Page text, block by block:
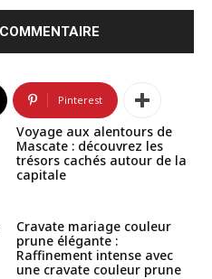
Pinterest
Voyage aux alentours de
Mascate : découvrez les
trésors cachés autour de la
capitale
Cravate mariage couleur
prune élégante :
Raffinement intense avec
une cravate couleur prune